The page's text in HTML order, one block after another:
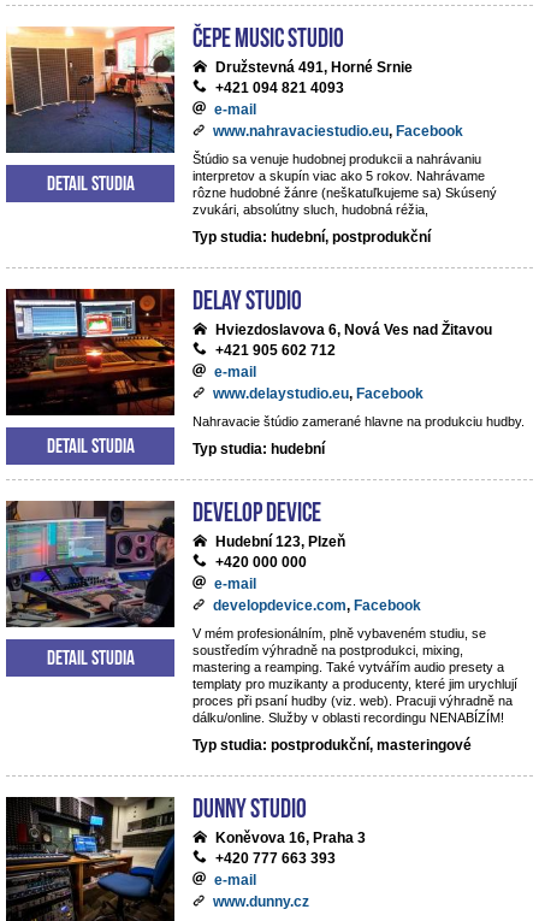
ČePE MUSIC Studio
Družstevná 491, Horné Srnie
+421 094 821 4093
e-mail
www.nahravaciestudio.eu, Facebook
Štúdio sa venuje hudobnej produkcii a nahrávaniu
interpretov a skupín viac ako 5 rokov. Nahrávame
rôzne hudobné žánre (neškatuľkujeme sa) Skúsený
zvukári, absolútny sluch, hudobná réžia,
Typ studia: hudební, postprodukční
Detail studia
DeLay studio
Hviezdoslavova 6, Nová Ves nad Žitavou
+421 905 602 712
e-mail
www.delaystudio.eu, Facebook
Nahravacie štúdio zamerané hlavne na produkciu hudby.
Typ studia: hudební
Detail studia
Develop Device
Hudební 123, Plzeň
+420 000 000
e-mail
developdevice.com, Facebook
V mém profesionálním, plně vybaveném studiu, se
soustředím výhradně na postprodukci, mixing,
mastering a reamping. Také vytvářím audio presety a
templaty pro muzikanty a producenty, které jim urychlují
proces při psaní hudby (viz. web). Pracuji výhradně na
dálku/online. Služby v oblasti recordingu NENABÍZÍM!
Typ studia: postprodukční, masteringové
Detail studia
Dunny studio
Koněvova 16, Praha 3
+420 777 663 393
e-mail
www.dunny.cz